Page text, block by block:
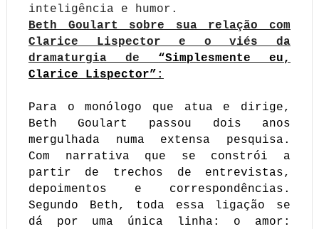
inteligência e humor.
Beth Goulart sobre sua relação com
Clarice Lispector e o viés da
dramaturgia de “Simplesmente eu,
Clarice Lispector” :
Para o monólogo que atua e dirige,
Beth Goulart passou dois anos
mergulhada numa extensa pesquisa.
Com narrativa que se constrói a
partir de trechos de entrevistas,
depoimentos e correspondências.
Segundo Beth, toda essa ligação se
dá por uma única linha: o amor: